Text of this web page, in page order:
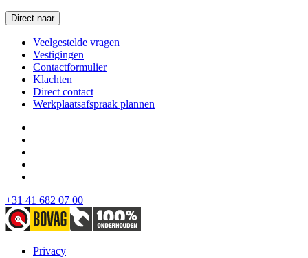
Direct naar
Veelgestelde vragen
Vestigingen
Contactformulier
Klachten
Direct contact
Werkplaatsafspraak plannen
+31 41 682 07 00
Privacy